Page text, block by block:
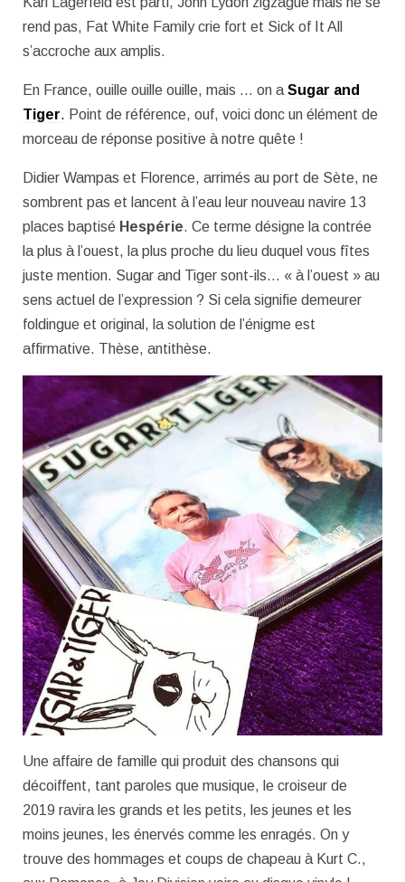
rend pas, Fat White Family crie fort et Sick of It All
s’accroche aux amplis.
En France, ouille ouille ouille, mais … on a Sugar and
Tiger. Point de référence, ouf, voici donc un élément de
morceau de réponse positive à notre quête !
Didier Wampas et Florence, arrimés au port de Sète, ne
sombrent pas et lancent à l’eau leur nouveau navire 13
places baptisé Hespérie. Ce terme désigne la contrée
la plus à l’ouest, la plus proche du lieu duquel vous fîtes
juste mention. Sugar and Tiger sont-ils… « à l’ouest » au
sens actuel de l’expression ? Si cela signifie demeurer
foldingue et original, la solution de l’énigme est
affirmative. Thèse, antithèse.
Une affaire de famille qui produit des chansons qui
décoiffent, tant paroles que musique, le croiseur de
2019 ravira les grands et les petits, les jeunes et les
moins jeunes, les énervés comme les enragés. On y
trouve des hommages et coups de chapeau à Kurt C.,